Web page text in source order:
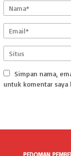
Simpan nama,
untuk komentar saya
PEDOMAN